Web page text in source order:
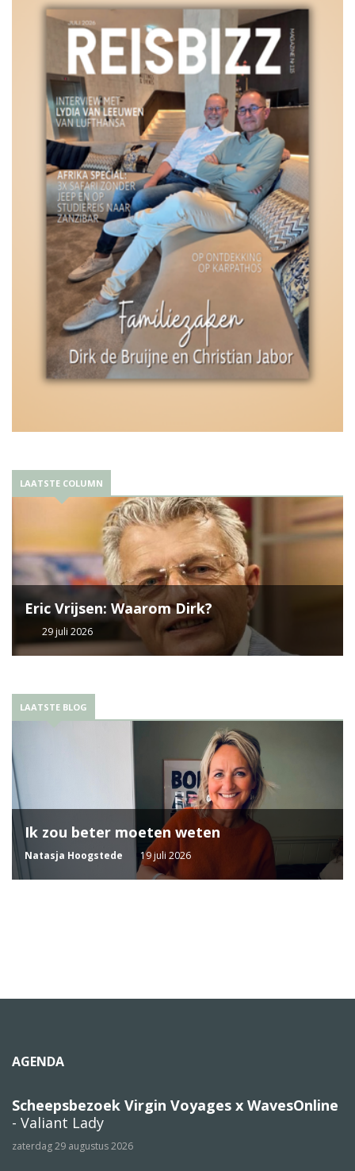
LAATSTE COLUMN
Eric Vrijsen: Waarom Dirk?
29 juli 2026
LAATSTE BLOG
Ik zou beter moeten weten
Natasja Hoogstede 19 juli 2026
AGENDA
Scheepsbezoek Virgin Voyages x WavesOnline
- Valiant Lady
zaterdag 29 augustus 2026